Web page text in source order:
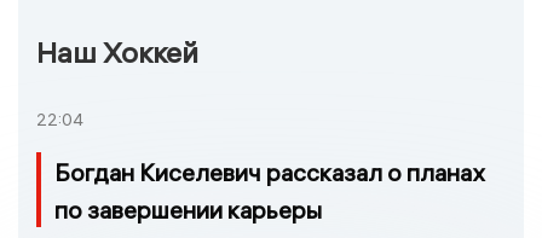
Наш Хоккей
22:04
Богдан Киселевич рассказал о планах
по завершении карьеры